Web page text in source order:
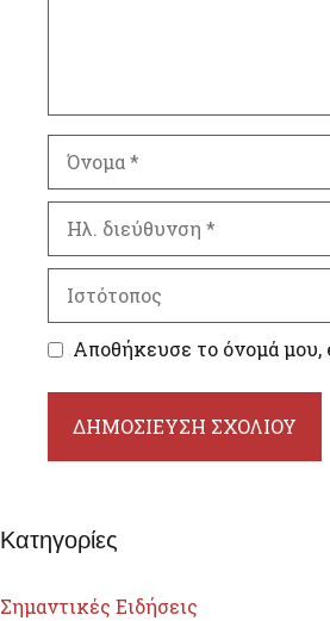
Όνομα
διεύθυνση
Ιστότοπος
Αποθήκευσε το όνομά μου,
Κατηγορίες
Σημαντικές Ειδήσεις